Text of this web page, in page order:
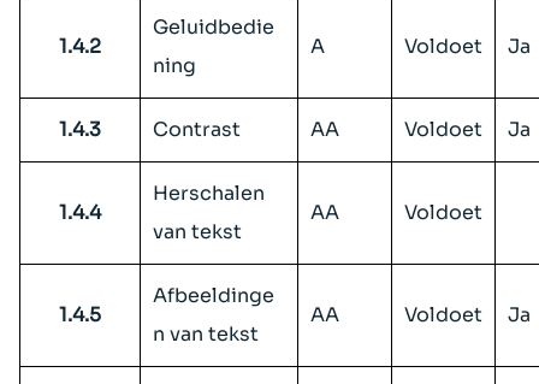
1.4.2
Geluidbedie
ning
A Voldoet Ja
1.4.3 Contrast AA Voldoet Ja
1.4.4
Herschalen
van tekst
AA Voldoet
1.4.5
Afbeeldinge
n van tekst
AA Voldoet Ja